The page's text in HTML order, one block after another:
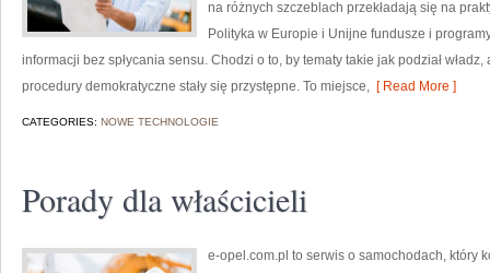
na różnych szczeblach przekładają się na
Polityka w Europie i Unijne fundusze i
informacji bez spłycania sensu. Chodzi o to, by tematy takie jak podział
procedury demokratyczne stały się przystępne. To miejsce, [ Read More ]
CATEGORIES: NOWE TECHNOLOGIE
Porady dla właścicieli
e-opel.com.pl to serwis o samochodach, który